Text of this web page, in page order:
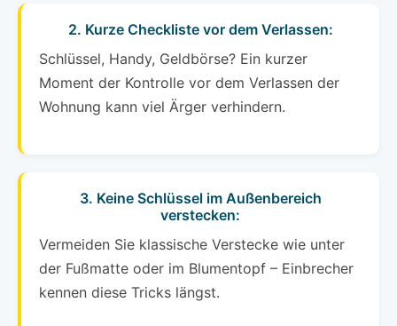
2. Kurze Checkliste vor dem Verlassen:
Schlüssel, Handy, Geldbörse? Ein kurzer
Moment der Kontrolle vor dem Verlassen der
Wohnung kann viel Ärger verhindern.
3. Keine Schlüssel im Außenbereich
verstecken:
Vermeiden Sie klassische Verstecke wie unter
der Fußmatte oder im Blumentopf – Einbrecher
kennen diese Tricks längst.